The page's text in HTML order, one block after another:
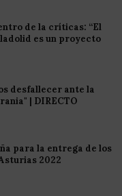
de la críticas: “El
es un proyecto
desfallecer ante la
| DIRECTO
para la entrega de los
2022